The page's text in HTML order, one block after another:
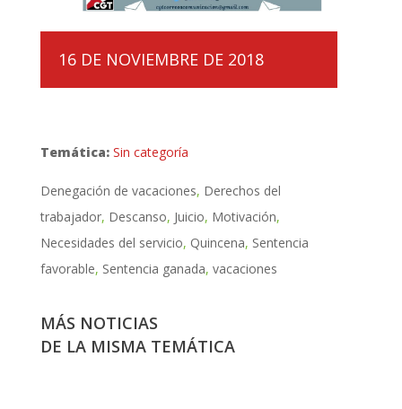
16 DE NOVIEMBRE DE 2018
Temática: Sin categoría
Denegación de vacaciones Derechos del
trabajador Descanso Juicio Motivación
Necesidades del servicio Quincena Sentencia
favorable Sentencia ganada vacaciones
MÁS NOTICIAS
DE LA MISMA TEMÁTICA